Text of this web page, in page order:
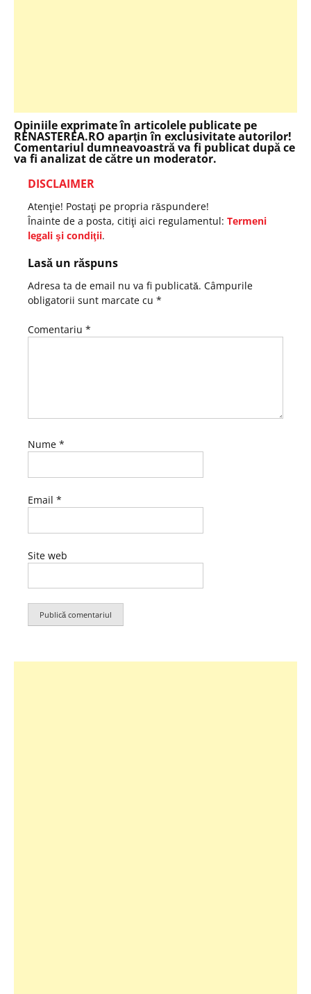
Opiniile exprimate în articolele publicate pe
RENASTEREA.RO aparţin în exclusivitate autorilor!
Comentariul dumneavoastră va fi publicat după ce
va fi analizat de către un moderator.
DISCLAIMER
Atenţie! Postaţi pe propria răspundere!
Înainte de a posta, citiţi aici regulamentul: Termeni
legali şi condiţii.
Lasă un răspuns
Adresa ta de email nu va fi publicată. Câmpurile
obligatorii sunt marcate cu *
Comentariu *
Nume *
Email *
Site web